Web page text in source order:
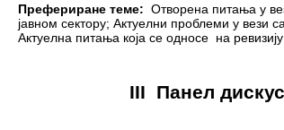
Префериране теме: Отворена питања у
јавном сектору; Актуелни проблеми у вези
Актуелна питања која се односе на
III Панел